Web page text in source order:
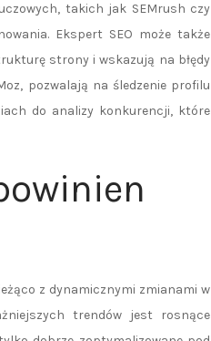
takich jak SEMrush czy
Ekspert SEO może także
strony i wskazują na błędy
pozwalają na śledzenie profilu
do analizy konkurencji, które
z dynamicznymi zmianami w
trendów jest rosnące